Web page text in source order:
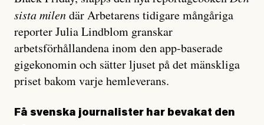
sista milendär Arbetarens tidigare mångåriga
reporter Julia Lindblom granskar
arbetsförhållandena inom den app-baserade
gigekonomin och sätter ljuset på det mänskliga
priset bakom varje hemleverans.
Få svenska journalister har bevakat den